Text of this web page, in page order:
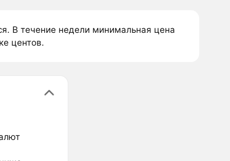
В течение недели минимальная цена
центов.